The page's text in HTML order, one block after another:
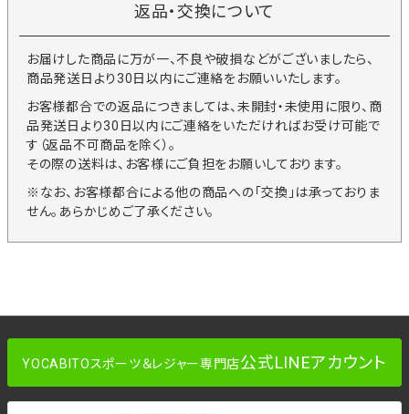
返品・交換について
お届けした商品に万が一、不良や破損などがございましたら、
商品発送日より30日以内にご連絡をお願いいたします。
お客様都合での返品につきましては、未開封・未使用に限り、商
品発送日より30日以内にご連絡をいただければお受け可能で
す（返品不可商品を除く）。
その際の送料は、お客様にご負担をお願いしております。
※なお、お客様都合による他の商品への「交換」は承っておりま
せん。あらかじめご了承ください。
YOCABITOスポーツ＆レジャー専門店公式LINEアカウント